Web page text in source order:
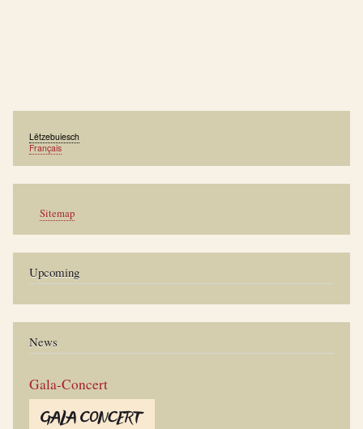
Lëtzebuiesch
Français
Sitemap
Upcoming
News
Gala-Concert